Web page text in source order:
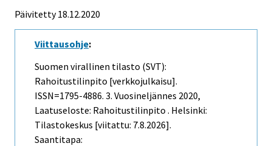
Päivitetty 18.12.2020
Viittausohje:
Suomen virallinen tilasto (SVT):
Rahoitustilinpito [verkkojulkaisu].
ISSN=1795-4886. 3. Vuosineljännes 2020,
Laatuseloste: Rahoitustilinpito . Helsinki:
Tilastokeskus [viitattu: 7.8.2026].
Saantitapa: